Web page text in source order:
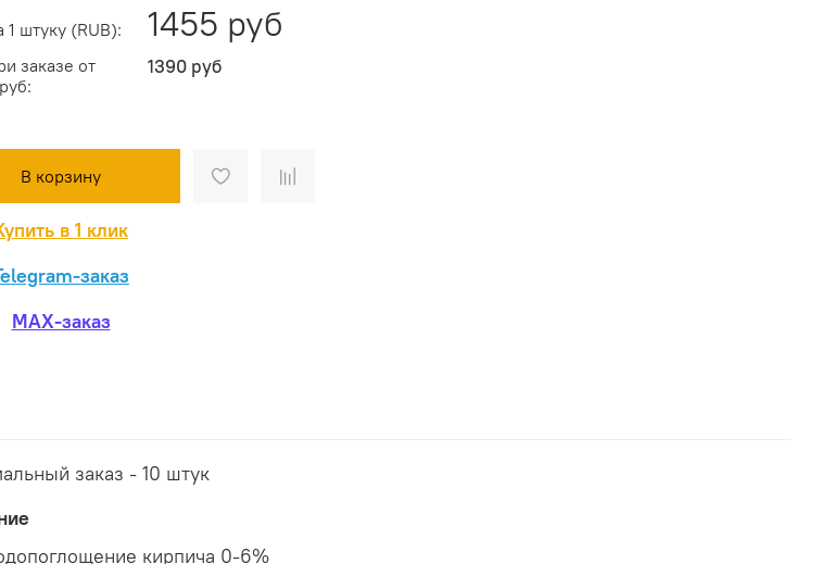
1 штуку (RUB): 1455 руб
заказе от
1390 руб
В корзину
в 1 клик
заказ
MAX-заказ
заказ - 10 штук
кирпича 0-6%